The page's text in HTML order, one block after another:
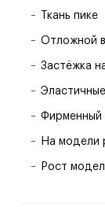
Ткань пике
Отложной
Застёжка
Фирменный
На модели
Рост